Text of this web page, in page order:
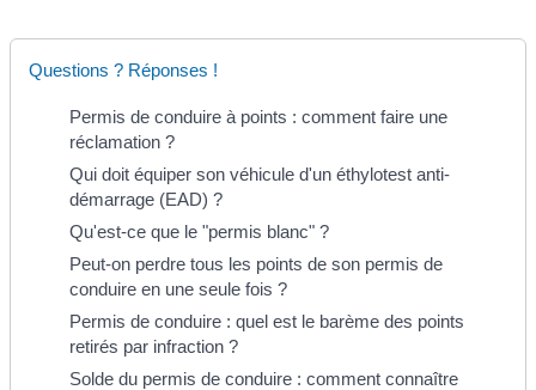
Questions ? Réponses !
Permis de conduire à points : comment faire une
réclamation ?
Qui doit équiper son véhicule d'un éthylotest anti-
démarrage (EAD) ?
Qu'est-ce que le "permis blanc" ?
Peut-on perdre tous les points de son permis de
conduire en une seule fois ?
Permis de conduire : quel est le barème des points
retirés par infraction ?
Solde du permis de conduire : comment connaître